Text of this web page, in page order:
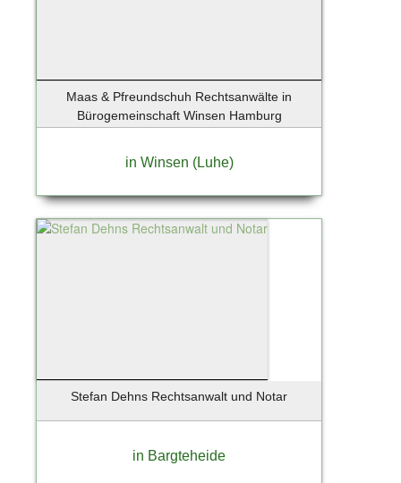
Maas & Pfreundschuh Rechtsanwälte in
Bürogemeinschaft Winsen Hamburg
in Winsen (Luhe)
Stefan Dehns Rechtsanwalt und Notar
in Bargteheide